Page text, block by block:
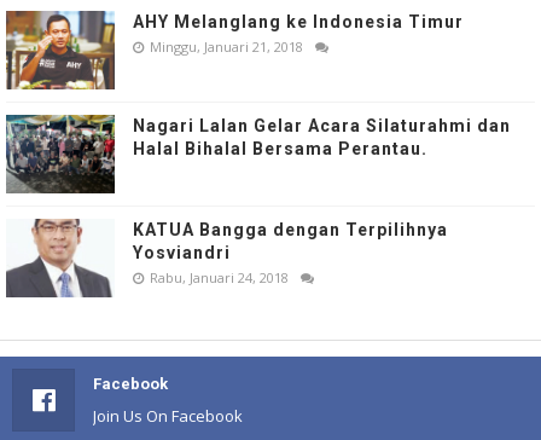
AHY Melanglang ke Indonesia Timur
Minggu, Januari 21, 2018
Nagari Lalan Gelar Acara Silaturahmi dan
Halal Bihalal Bersama Perantau.
KATUA Bangga dengan Terpilihnya
Yosviandri
Rabu, Januari 24, 2018
Facebook
Join Us On Facebook